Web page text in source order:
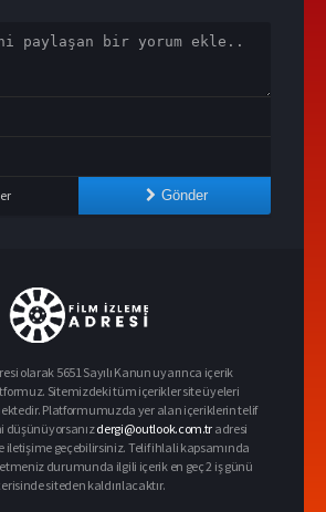
Gönder
olarak 5651 Sayılı Kanun uyarınca içerik
Sitemizdeki tüm içerikler site üyeleri
Platformumuzda yer alan içeriklerin telif
düşünüyorsanızdergi@outlook.com.tr adresi
iletişime geçebilirsiniz. Telif ihlali kapsamında
durumunda ilgili içerik en geç 2 iş günü
siteden kaldırılacaktır.